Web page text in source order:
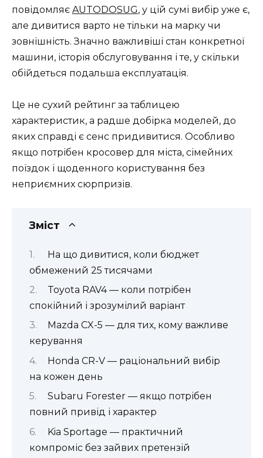
повідомляє AUTODOSUG, у цій сумі вибір уже є,
але дивитися варто не тільки на марку чи
зовнішність. Значно важливіші стан конкретної
машини, історія обслуговування і те, у скільки
обійдеться подальша експлуатація.
Це не сухий рейтинг за таблицею
характеристик, а радше добірка моделей, до
яких справді є сенс придивитися. Особливо
якщо потрібен кросовер для міста, сімейних
поїздок і щоденного користування без
неприємних сюрпризів.
Зміст
На що дивитися, коли бюджет
обмежений 25 тисячами
Toyota RAV4 — коли потрібен
спокійний і зрозумілий варіант
Mazda CX-5 — для тих, кому важливе
керування
Honda CR-V — раціональний вибір
на кожен день
Subaru Forester — якщо потрібен
повний привід і характер
Kia Sportage — практичний
компроміс без зайвих претензій